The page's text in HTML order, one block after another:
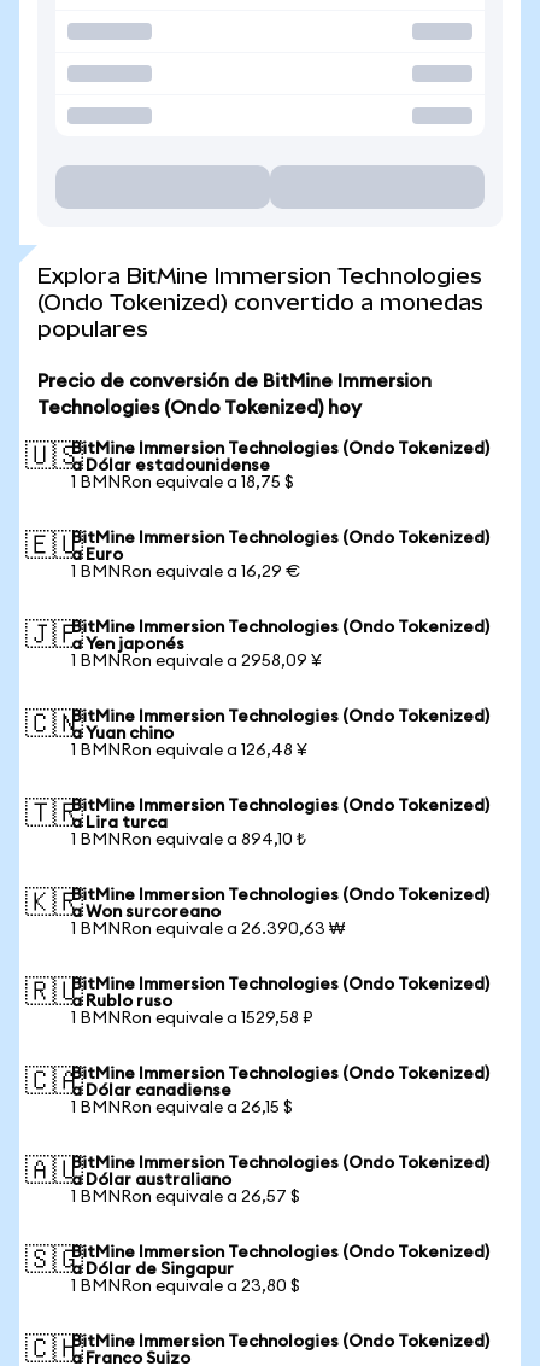
Explora BitMine Immersion Technologies
(Ondo Tokenized) convertido a monedas
populares
Precio de conversión de BitMine Immersion
Technologies (Ondo Tokenized) hoy
🇺🇸BitMine Immersion Technologies (Ondo Tokenized)
a Dólar estadounidense
1 BMNRon equivale a 18,75 $
🇪🇺BitMine Immersion Technologies (Ondo Tokenized)
a Euro
1 BMNRon equivale a 16,29 €
🇯🇵BitMine Immersion Technologies (Ondo Tokenized)
a Yen japonés
1 BMNRon equivale a 2958,09 ¥
🇨🇳BitMine Immersion Technologies (Ondo Tokenized)
a Yuan chino
1 BMNRon equivale a 126,48 ¥
🇹🇷BitMine Immersion Technologies (Ondo Tokenized)
a Lira turca
1 BMNRon equivale a 894,10 ₺
🇰🇷BitMine Immersion Technologies (Ondo Tokenized)
a Won surcoreano
1 BMNRon equivale a 26.390,63 ₩
🇷🇺BitMine Immersion Technologies (Ondo Tokenized)
a Rublo ruso
1 BMNRon equivale a 1529,58 ₽
🇨🇦BitMine Immersion Technologies (Ondo Tokenized)
a Dólar canadiense
1 BMNRon equivale a 26,15 $
🇦🇺BitMine Immersion Technologies (Ondo Tokenized)
a Dólar australiano
1 BMNRon equivale a 26,57 $
🇸🇬BitMine Immersion Technologies (Ondo Tokenized)
a Dólar de Singapur
1 BMNRon equivale a 23,80 $
🇨🇭BitMine Immersion Technologies (Ondo Tokenized)
a Franco Suizo